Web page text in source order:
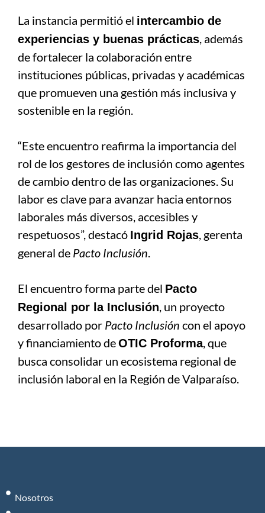
La instancia permitió el intercambio de
experiencias y buenas prácticas , además
de fortalecer la colaboración entre
instituciones públicas, privadas y académicas
que promueven una gestión más inclusiva y
sostenible en la región.
“Este encuentro reafirma la importancia del
rol de los gestores de inclusión como agentes
de cambio dentro de las organizaciones. Su
labor es clave para avanzar hacia entornos
laborales más diversos, accesibles y
respetuosos”, destacó Ingrid Rojas , gerenta
general de Pacto Inclusión
El encuentro forma parte del Pacto
Regional por la Inclusión , un proyecto
desarrollado por Pacto Inclusión con el apoyo
y financiamiento deOTIC Proforma , que
busca consolidar un ecosistema regional de
inclusión laboral en la Región de Valparaíso.
Nosotros